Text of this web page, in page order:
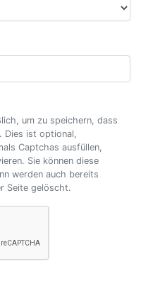
um zu speichern, dass
Dies ist optional,
Captchas ausfüllen,
Sie können diese
werden auch bereits
Seite gelöscht.